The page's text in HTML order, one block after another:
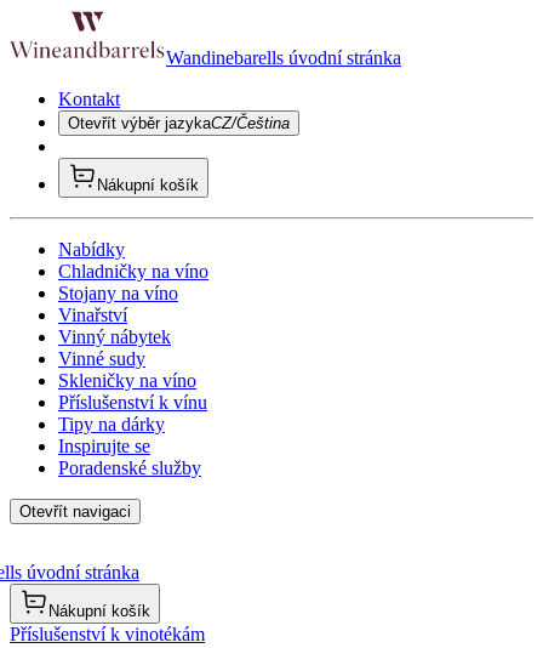
Wandinebarells úvodní stránka
Kontakt
Otevřít výběr jazykaCZ/Čeština
Nákupní košík
Nabídky
Chladničky na víno
Stojany na víno
Vinařství
Vinný nábytek
Vinné sudy
Skleničky na víno
Příslušenství k vínu
Tipy na dárky
Inspirujte se
Poradenské služby
Otevřít navigaci
úvodní stránka
Nákupní košík
Příslušenství k vinotékám